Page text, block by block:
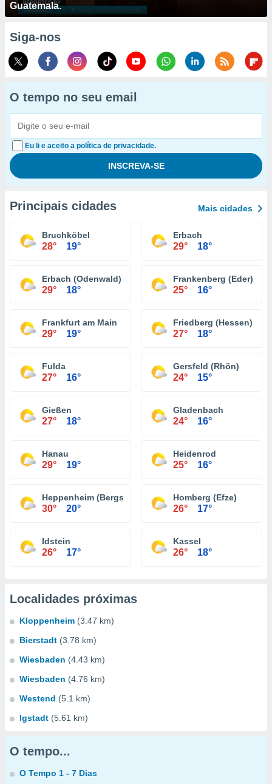
Guatemala.
Siga-nos
O tempo no seu email
Eu li e aceito a política de privacidade.
Principais cidades Mais cidades
Bruchköbel
28° 19°
Erbach
29° 18°
Erbach (Odenwald)
29° 18°
Frankenberg (Eder)
25° 16°
Frankfurt am Main
29° 19°
Friedberg (Hessen)
27° 18°
Fulda
27° 16°
Gersfeld (Rhön)
24° 15°
Gießen
27° 18°
Gladenbach
24° 16°
Hanau
29° 19°
Heidenrod
25° 16°
Heppenheim (Bergstraße)
30° 20°
Homberg (Efze)
26° 17°
Idstein
26° 17°
Kassel
26° 18°
Localidades próximas
Kloppenheim (3.47 km)
Bierstadt (3.78 km)
Wiesbaden (4.43 km)
Wiesbaden (4.76 km)
Westend (5.1 km)
Igstadt (5.61 km)
O tempo...
O Tempo 1 - 7 Dias